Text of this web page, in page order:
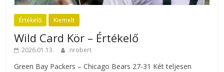
Értékelő Kiemelt
Wild Card Kör – Értékelő
2026.01.13. nrobert
Green Bay Packers – Chicago Bears 27-31 Két teljesen